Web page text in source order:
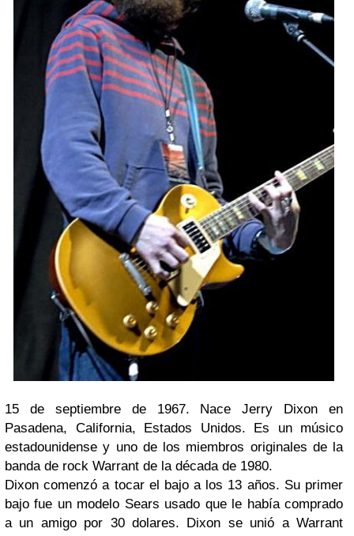
15 de septiembre de 1967. Nace Jerry Dixon en
Pasadena, California, Estados Unidos. Es un músico
estadounidense y uno de los miembros originales de la
banda de rock Warrant de la década de 1980.
Dixon comenzó a tocar el bajo a los 13 años. Su primer
bajo fue un modelo Sears usado que le había comprado
a un amigo por 30 dolares. Dixon se unió a Warrant